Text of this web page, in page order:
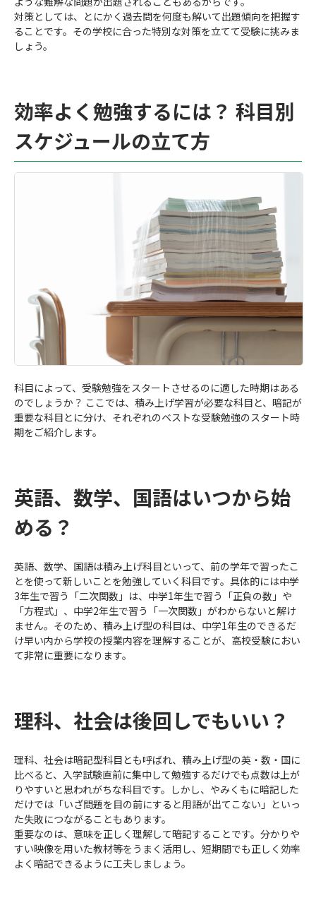
対策としては、とにかく過去問を何度も解いて出題傾向を把握す
ることです。その学校に合った特別な対策を立てて受験に挑みま
しょう。
効率よく勉強するには？ 科目別
スケジュールの立て方
科目によって、受験勉強をスタートさせるのに適した時期はある
のでしょうか？ ここでは、積み上げ学習が必要な科目と、暗記が
重要な科目とに分け、それぞれのベストな受験勉強のスタート時
期をご紹介します。
英語、数学、国語はいつから始
める？
英語、数学、国語は積み上げ科目といって、前の学年で習ったこ
とを使って新しいことを勉強していく科目です。具体的には中学
3年生で習う「二次関数」は、中学1年生で習う「正負の数」や
「方程式」、中学2年生で習う「一次関数」がわからないと解け
ません。そのため、積み上げ型の科目は、中学1年生のできるだ
け早い内から学校の授業内容を理解することが、高校受験におい
て非常に重要になります。
理科、社会は後回しでもいい？
理科、社会は暗記型科目とも呼ばれ、積み上げ型の英・数・国に
比べると、入学試験直前に集中して勉強するだけでも点数は上が
りやすいと思われがちな科目です。しかし、やみくもに暗記した
だけでは「いざ問題を目の前にすると用語が出てこない」といっ
た失敗につながることもあります。
重要なのは、意味を正しく理解して暗記することです。分かりや
すい映像を用いた教材等をうまく活用し、短期間でも正しく効率
よく暗記できるように工夫しましょう。